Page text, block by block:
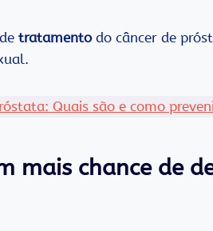
tratamento do câncer de
Quais são e como
mais chance de